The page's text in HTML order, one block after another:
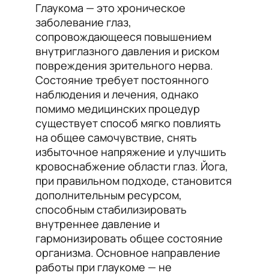
Глаукома — это хроническое
заболевание глаз,
сопровождающееся повышением
внутриглазного давления и риском
повреждения зрительного нерва.
Состояние требует постоянного
наблюдения и лечения, однако
помимо медицинских процедур
существует способ мягко повлиять
на общее самочувствие, снять
избыточное напряжение и улучшить
кровоснабжение области глаз. Йога,
при правильном подходе, становится
дополнительным ресурсом,
способным стабилизировать
внутреннее давление и
гармонизировать общее состояние
организма. Основное направление
работы при глаукоме — не